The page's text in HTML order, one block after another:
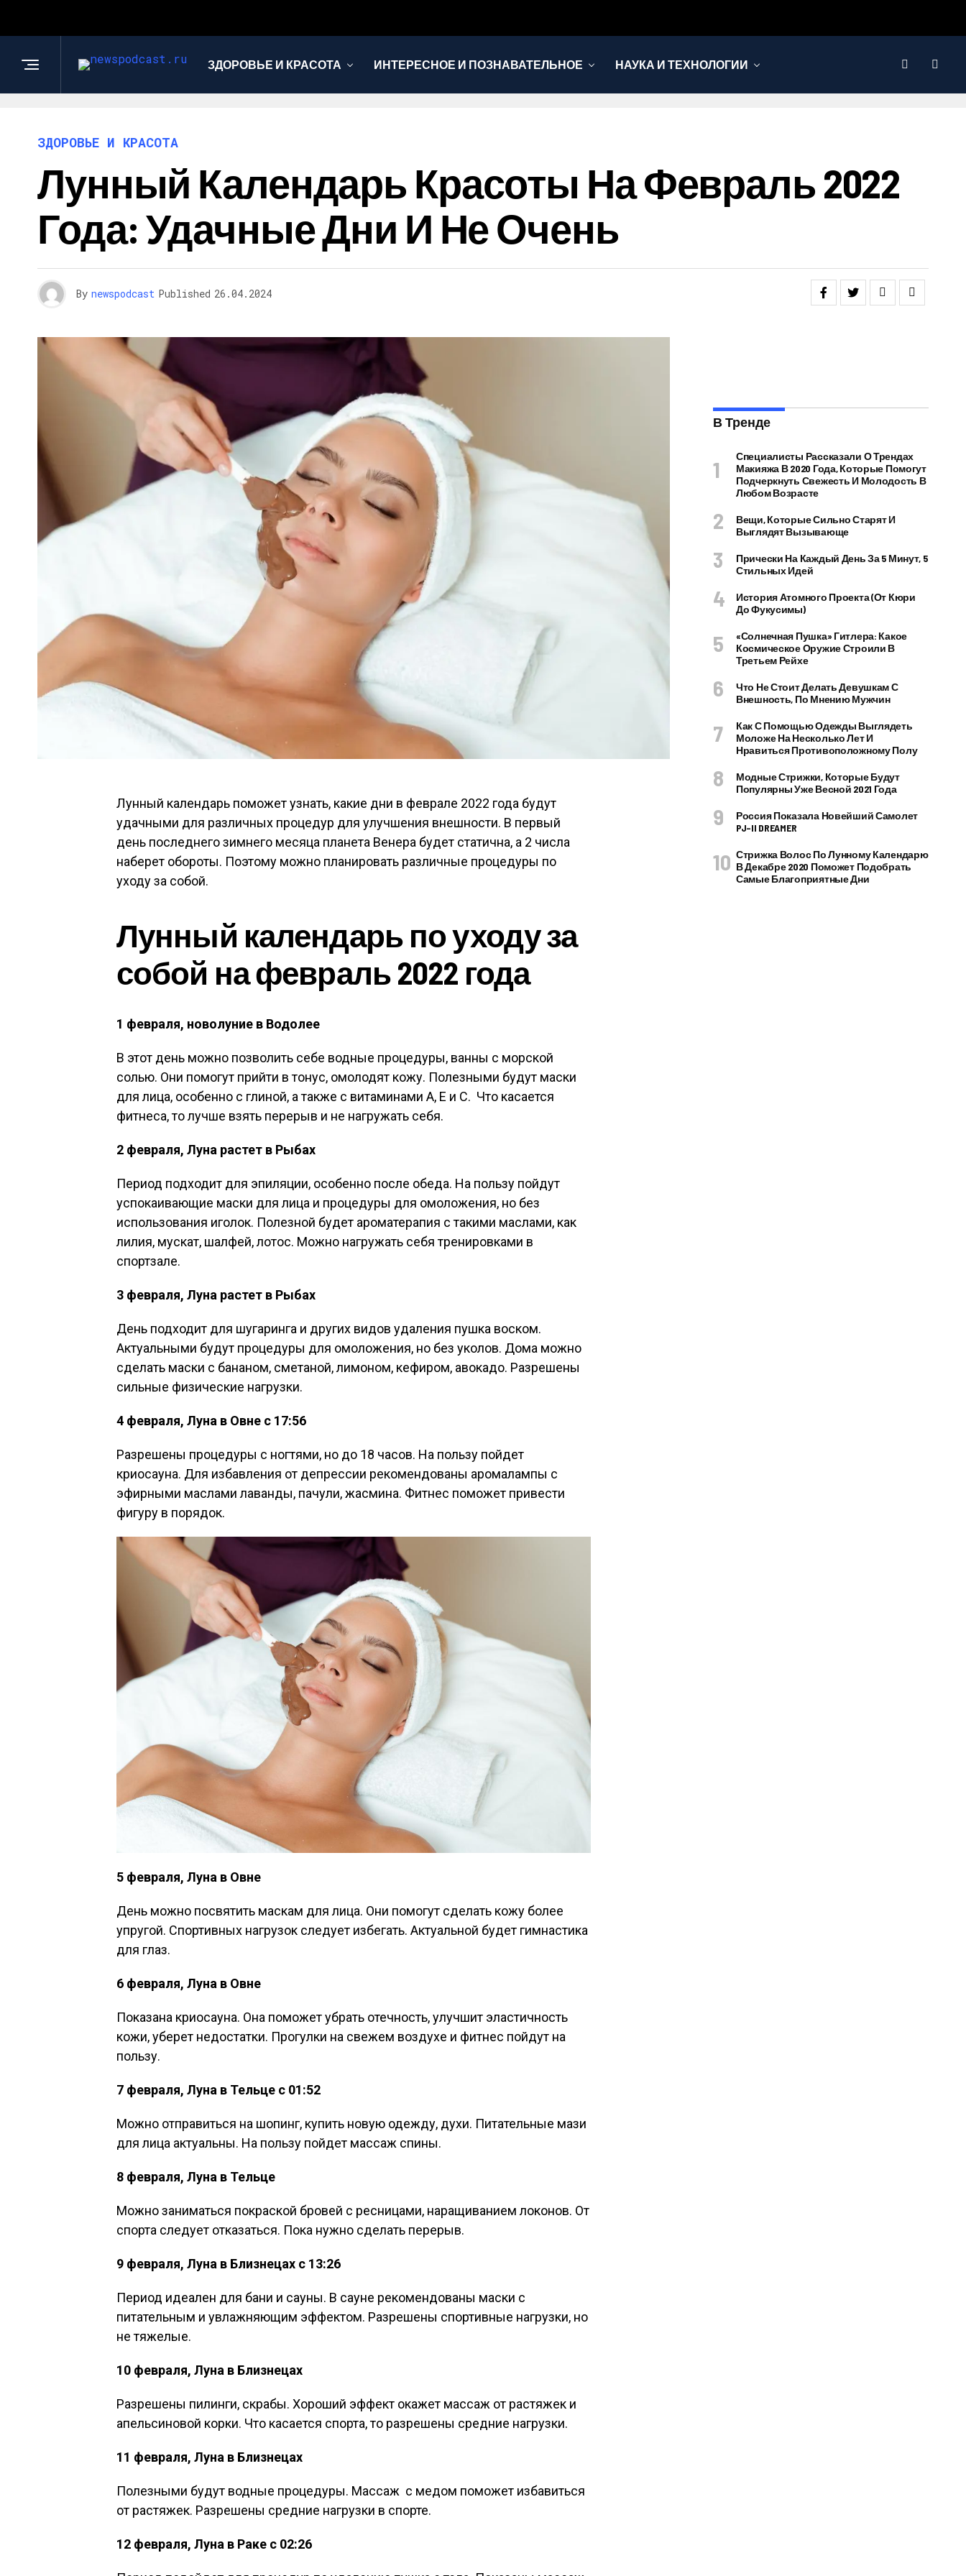
ЗДОРОВЬЕ И КРАСОТА ИНТЕРЕСНОЕ И ПОЗНАВАТЕЛЬНОЕ НАУКА И ТЕХНОЛОГИИ
ЗДОРОВЬЕ И КРАСОТА
Лунный Календарь Красоты На Февраль 2022
Года: Удачные Дни И Не Очень
By newspodcast Published 26.04.2024
Лунный календарь поможет узнать, какие дни в феврале 2022 года будут
удачными для различных процедур для улучшения внешности. В первый
день последнего зимнего месяца планета Венера будет статична, а 2 числа
наберет обороты. Поэтому можно планировать различные процедуры по
уходу за собой.
Лунный календарь по уходу за
собой на февраль 2022 года
1 февраля, новолуние в Водолее
В этот день можно позволить себе водные процедуры, ванны с морской
солью. Они помогут прийти в тонус, омолодят кожу. Полезными будут маски
для лица, особенно с глиной, а также с витаминами А, Е и С. Что касается
фитнеса, то лучше взять перерыв и не нагружать себя.
2 февраля, Луна растет в Рыбах
Период подходит для эпиляции, особенно после обеда. На пользу пойдут
успокаивающие маски для лица и процедуры для омоложения, но без
использования иголок. Полезной будет ароматерапия с такими маслами, как
лилия, мускат, шалфей, лотос. Можно нагружать себя тренировками в
спортзале.
3 февраля, Луна растет в Рыбах
День подходит для шугаринга и других видов удаления пушка воском.
Актуальными будут процедуры для омоложения, но без уколов. Дома можно
сделать маски с бананом, сметаной, лимоном, кефиром, авокадо. Разрешены
сильные физические нагрузки.
4 февраля, Луна в Овне с 17:56
Разрешены процедуры с ногтями, но до 18 часов. На пользу пойдет
криосауна. Для избавления от депрессии рекомендованы аромалампы с
эфирными маслами лаванды, пачули, жасмина. Фитнес поможет привести
фигуру в порядок.
5 февраля, Луна в Овне
День можно посвятить маскам для лица. Они помогут сделать кожу более
упругой. Спортивных нагрузок следует избегать. Актуальной будет гимнастика
для глаз.
6 февраля, Луна в Овне
Показана криосауна. Она поможет убрать отечность, улучшит эластичность
кожи, уберет недостатки. Прогулки на свежем воздухе и фитнес пойдут на
пользу.
7 февраля, Луна в Тельце с 01:52
Можно отправиться на шопинг, купить новую одежду, духи. Питательные мази
для лица актуальны. На пользу пойдет массаж спины.
8 февраля, Луна в Тельце
Можно заниматься покраской бровей с ресницами, наращиванием локонов. От
спорта следует отказаться. Пока нужно сделать перерыв.
9 февраля, Луна в Близнецах с 13:26
Период идеален для бани и сауны. В сауне рекомендованы маски с
питательным и увлажняющим эффектом. Разрешены спортивные нагрузки, но
не тяжелые.
10 февраля, Луна в Близнецах
Разрешены пилинги, скрабы. Хороший эффект окажет массаж от растяжек и
апельсиновой корки. Что касается спорта, то разрешены средние нагрузки.
11 февраля, Луна в Близнецах
Полезными будут водные процедуры. Массаж с медом поможет избавиться
от растяжек. Разрешены средние нагрузки в спорте.
12 февраля, Луна в Раке с 02:26
В Тренде
Специалисты Рассказали О Трендах
Макияжа В 2020 Года, Которые Помогут
Подчеркнуть Свежесть И Молодость В
Любом Возрасте
Вещи, Которые Сильно Старят И
Выглядят Вызывающе
Прически На Каждый День За 5 Минут, 5
Стильных Идей
История Атомного Проекта (от Кюри
До Фукусимы)
«Солнечная Пушка» Гитлера: Какое
Космическое Оружие Строили В
Третьем Рейхе
Что Не Стоит Делать Девушкам С
Внешность, По Мнению Мужчин
Как С Помощью Одежды Выглядеть
Моложе На Несколько Лет И
Нравиться Противоположному Полу
Модные Стрижки, Которые Будут
Популярны Уже Весной 2021 Года
Россия Показала Новейший Самолет
PJ–II DREAMER
Стрижка Волос По Лунному Календарю
В Декабре 2020 Поможет Подобрать
Самые Благоприятные Дни